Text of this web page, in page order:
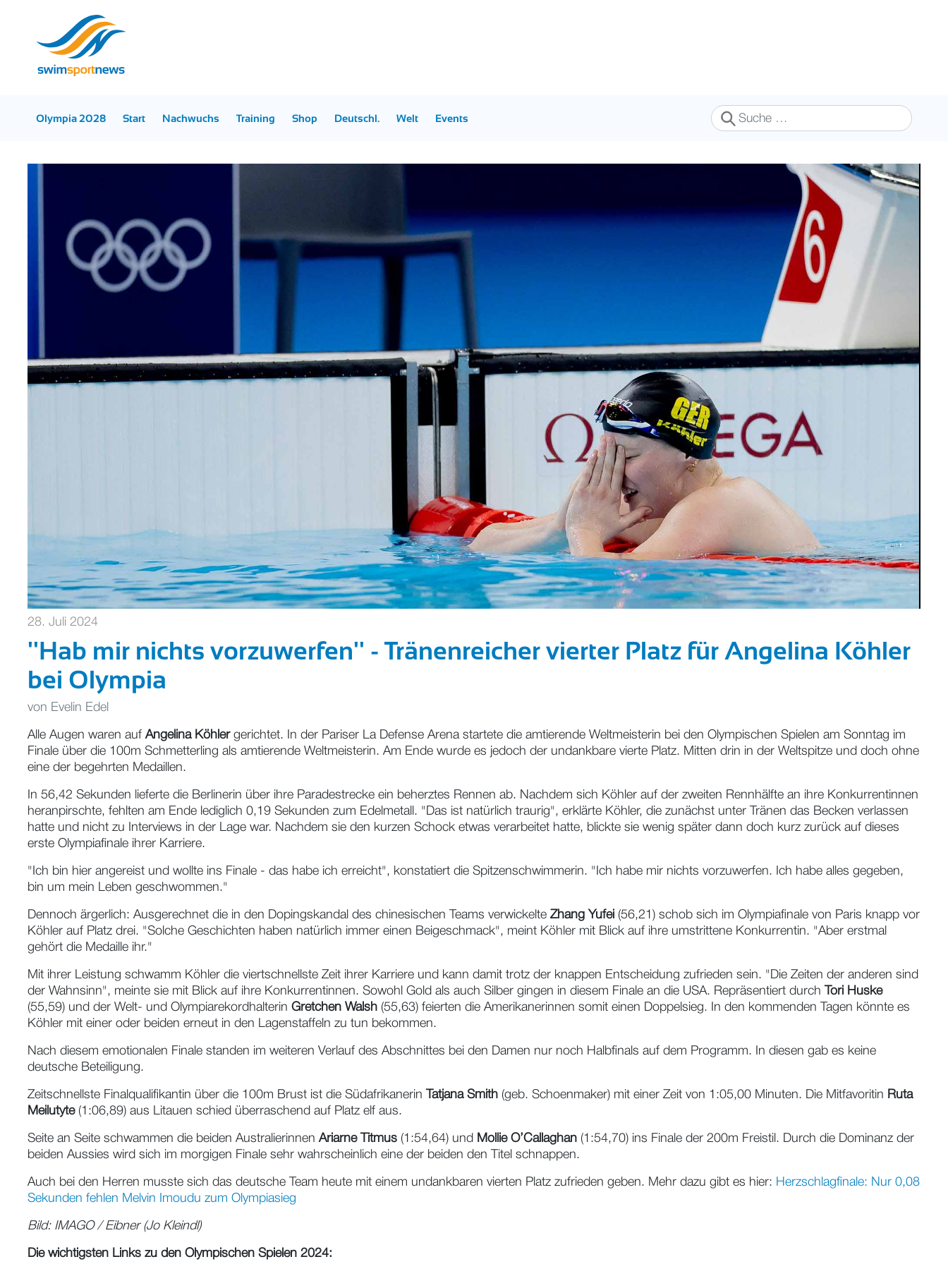
Olympia 2028 Start Nachwuchs Training Shop Deutschl. Welt Events
Suchen
28. Juli 2024
''Hab mir nichts vorzuwerfen'' - Tränenreicher vierter Platz für Angelina Köhler
bei Olympia
von Evelin Edel
Alle Augen waren auf Angelina Köhlergerichtet. In der Pariser La Defense Arena startete die amtierende Weltmeisterin bei den Olympischen Spielen am Sonntag im
Finale über die 100m Schmetterling als amtierende Weltmeisterin. Am Ende wurde es jedoch der undankbare vierte Platz. Mitten drin in der Weltspitze und doch ohne
eine der begehrten Medaillen.
In 56,42 Sekunden lieferte die Berlinerin über ihre Paradestrecke ein beherztes Rennen ab. Nachdem sich Köhler auf der zweiten Rennhälfte an ihre Konkurrentinnen
heranpirschte, fehlten am Ende lediglich 0,19 Sekunden zum Edelmetall. "Das ist natürlich traurig", erklärte Köhler, die zunächst unter Tränen das Becken verlassen
hatte und nicht zu Interviews in der Lage war. Nachdem sie den kurzen Schock etwas verarbeitet hatte, blickte sie wenig später dann doch kurz zurück auf dieses
erste Olympiafinale ihrer Karriere.
"Ich bin hier angereist und wollte ins Finale - das habe ich erreicht", konstatiert die Spitzenschwimmerin. "Ich habe mir nichts vorzuwerfen. Ich habe alles gegeben,
bin um mein Leben geschwommen."
Dennoch ärgerlich: Ausgerechnet die in den Dopingskandal des chinesischen Teams verwickelte Zhang Yufei (56,21) schob sich im Olympiafinale von Paris knapp vor
Köhler auf Platz drei. "Solche Geschichten haben natürlich immer einen Beigeschmack", meint Köhler mit Blick auf ihre umstrittene Konkurrentin. "Aber erstmal
gehört die Medaille ihr."
Mit ihrer Leistung schwamm Köhler die viertschnellste Zeit ihrer Karriere und kann damit trotz der knappen Entscheidung zufrieden sein. "Die Zeiten der anderen sind
der Wahnsinn", meinte sie mit Blick auf ihre Konkurrentinnen. Sowohl Gold als auch Silber gingen in diesem Finale an die USA. Repräsentiert durch
Tori Huske
(55,59) und der Welt- und Olympiarekordhalterin Gretchen Walsh (55,63) feierten die Amerikanerinnen somit einen Doppelsieg. In den kommenden Tagen könnte es
Köhler mit einer oder beiden erneut in den Lagenstaffeln zu tun bekommen.
Nach diesem emotionalen Finale standen im weiteren Verlauf des Abschnittes bei den Damen nur noch Halbfinals auf dem Programm. In diesen gab es keine
deutsche Beteiligung.
Zeitschnellste Finalqualifikantin über die 100m Brust ist die Südafrikanerin Tatjana Smith (geb. Schoenmaker) mit einer Zeit von 1:05,00 Minuten. Die Mitfavoritin Ruta
Meilutyte(1:06,89) aus Litauen schied überraschend auf Platz elf aus.
Seite an Seite schwammen die beiden Australierinnen Ariarne Titmus (1:54,64) und Mollie O’Callaghan (1:54,70) ins Finale der 200m Freistil. Durch die Dominanz der
beiden Aussies wird sich im morgigen Finale sehr wahrscheinlich eine der beiden den Titel schnappen.
Auch bei den Herren musste sich das deutsche Team heute mit einem undankbaren vierten Platz zufrieden geben. Mehr dazu gibt es hier: Herzschlagfinale: Nur 0,08
Sekunden fehlen Melvin Imoudu zum Olympiasieg
Bild: IMAGO / Eibner (Jo Kleindl)
Die wichtigsten Links zu den Olympischen Spielen 2024: